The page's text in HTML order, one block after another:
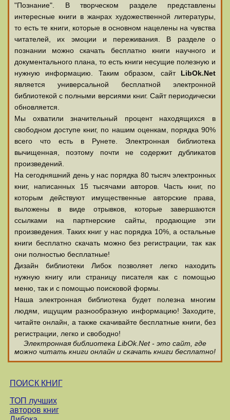
"Познание". В творческом разделе представлены
интересные книги в жанрах художественной литературы,
то есть те книги, которые в основном нацелены на чувства
читателей, их эмоции и переживания. В разделе о
познании можно скачать бесплатно книги научного и
документального плана, то есть книги несущие полезную и
нужную информацию. Таким образом, сайт LibOk.Net
является универсальной бесплатной электронной
библиотекой с полными версиями книг. Сайт периодически
обновляется.
Мы охватили значительный процент находящихся в
свободном доступе книг, по нашим оценкам, порядка 90%
всего что есть в Рунете. Электронная библиотека
вычищенная, поэтому почти не содержит дубликатов
произведений.
На сегодняшний день у нас порядка 80 тысяч электронных
книг, написанных 15 тысячами авторов. Часть книг, по
которым действуют имущественные авторские права,
выложены в виде отрывков, которые завершаются
ссылками на партнерские сайты, продающие эти
произведения. Таких книг у нас порядка 10%, а остальные
книги бесплатно скачать можно без регистрации, так как
они полностью бесплатные!
Дизайн библиотеки Либок позволяет легко находить
нужную книгу или страницу писателя как с помощью
меню, так и с помощью поисковой формы.
Наша электронная библиотека будет полезна многим
людям, ищущим разнообразную информацию! Заходите,
читайте онлайн, а также скачивайте бесплатные книги, без
регистрации, легко и свободно!
Электронная библиотека LibOk.Net - это сайт, где
можно читать книги онлайн и скачать книги бесплатно!
ПОИСК КНИГ
ТОП лучших
авторов книг